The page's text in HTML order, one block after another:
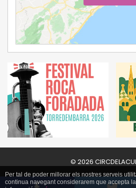
© 2026
Per tal de poder millorar els nostres serveis
continua navegant considerarem que accepta